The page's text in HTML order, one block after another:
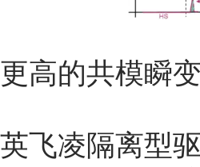
更高的共模瞬
英飞凌隔离型